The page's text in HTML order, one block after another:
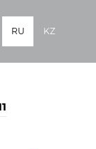
RU KZ